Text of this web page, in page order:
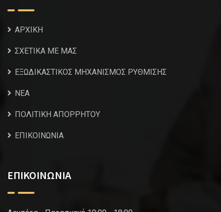
ΑΡΧΙΚΗ
ΣΧΕΤΙΚΑ ΜΕ ΜΑΣ
ΕΞΩΔΙΚΑΣΤΙΚΟΣ ΜΗΧΑΝΙΣΜΟΣ ΡΥΘΜΙΣΗΣ
NEA
ΠΟΛΙΤΙΚΗ ΑΠΟΡΡΗΤΟΥ
ΕΠΙΚΟΙΝΩΝΙΑ
ΕΠΙΚΟΙΝΩΝΙΑ